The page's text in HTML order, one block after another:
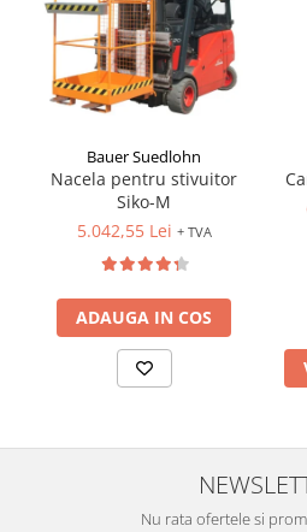
Bauer Suedlohn
Nacela pentru stivuitor
Siko-M
5.042,55 Lei + TVA
ADAUGA IN COS
Nu rata ofertele si